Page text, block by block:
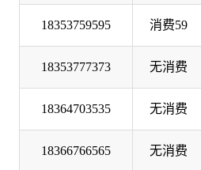
18353759595 消费59
18353777373 无消费
18364703535 无消费
18366766565 无消费